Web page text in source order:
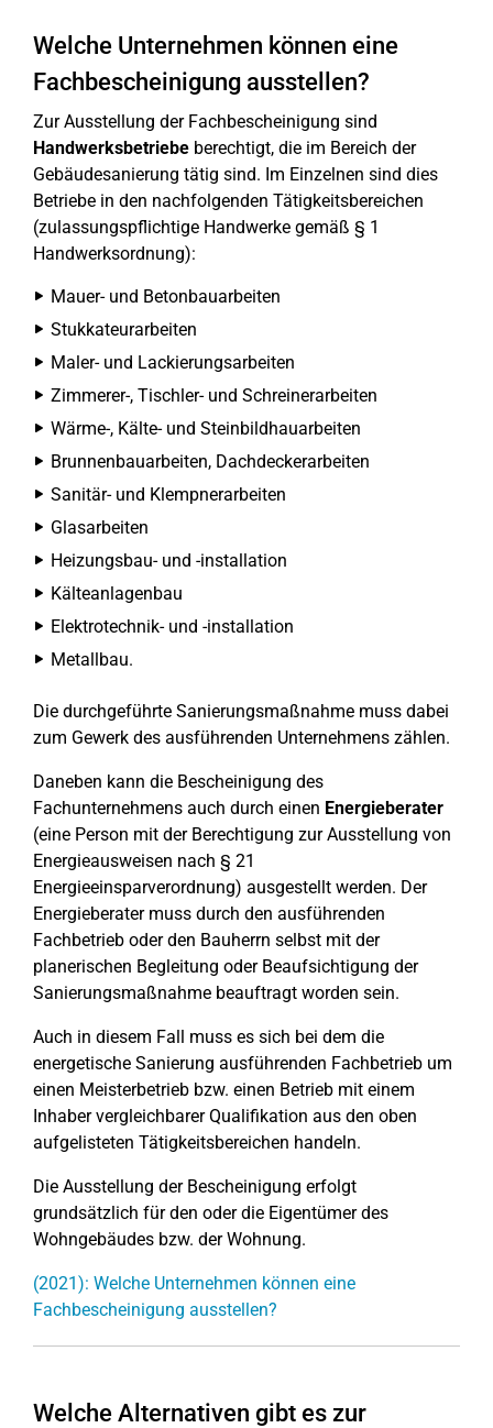
Welche Unternehmen können eine
Fachbescheinigung ausstellen?
Zur Ausstellung der Fachbescheinigung sind
Handwerksbetriebe berechtigt, die im Bereich der
Gebäudesanierung tätig sind. Im Einzelnen sind dies
Betriebe in den nachfolgenden Tätigkeitsbereichen
(zulassungspflichtige Handwerke gemäß § 1
Handwerksordnung):
Mauer- und Betonbauarbeiten
Stukkateurarbeiten
Maler- und Lackierungsarbeiten
Zimmerer-, Tischler- und Schreinerarbeiten
Wärme-, Kälte- und Steinbildhauarbeiten
Brunnenbauarbeiten, Dachdeckerarbeiten
Sanitär- und Klempnerarbeiten
Glasarbeiten
Heizungsbau- und -installation
Kälteanlagenbau
Elektrotechnik- und -installation
Metallbau.
Die durchgeführte Sanierungsmaßnahme muss dabei
zum Gewerk des ausführenden Unternehmens zählen.
Daneben kann die Bescheinigung des
Fachunternehmens auch durch einen Energieberater
(eine Person mit der Berechtigung zur Ausstellung von
Energieausweisen nach § 21
Energieeinsparverordnung) ausgestellt werden. Der
Energieberater muss durch den ausführenden
Fachbetrieb oder den Bauherrn selbst mit der
planerischen Begleitung oder Beaufsichtigung der
Sanierungsmaßnahme beauftragt worden sein.
Auch in diesem Fall muss es sich bei dem die
energetische Sanierung ausführenden Fachbetrieb um
einen Meisterbetrieb bzw. einen Betrieb mit einem
Inhaber vergleichbarer Qualifikation aus den oben
aufgelisteten Tätigkeitsbereichen handeln.
Die Ausstellung der Bescheinigung erfolgt
grundsätzlich für den oder die Eigentümer des
Wohngebäudes bzw. der Wohnung.
(2021): Welche Unternehmen können eine
Fachbescheinigung ausstellen?
Welche Alternativen gibt es zur